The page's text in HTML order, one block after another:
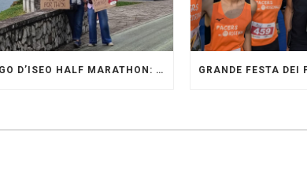
LAGO D’ISEO HALF MARATHON: ORIGINALI PRESENTI